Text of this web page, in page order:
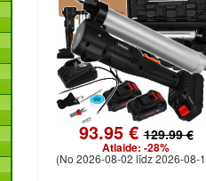
93.95 €129.99 €
Atlaide: -28%
(No 2026-08-02 līdz 2026-08-